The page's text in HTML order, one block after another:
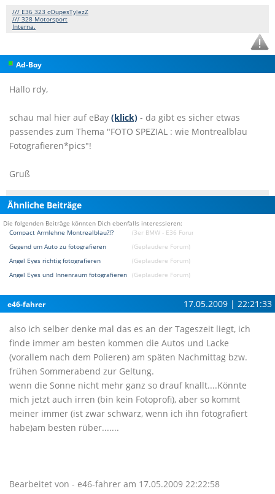
/// E36 323 cOupesTylezZ
/// 328 Motorsport
Interna.
Ad-Boy
Hallo rdy,
schau mal hier auf eBay (klick) - da gibt es sicher etwas
passendes zum Thema "FOTO SPEZIAL : wie Montrealblau
Fotografieren*pics"!
Gruß
Ähnliche Beiträge
Die folgenden Beiträge könnten Dich ebenfalls interessieren:
Compact Armlehne Montrealblau?!?
(3er BMW - E36 Forum)
Gegend um Auto zu fotografieren
(Geplaudere Forum)
Angel Eyes richtig fotografieren
(Geplaudere Forum)
Angel Eyes und Innenraum fotografieren (Geplaudere Forum)
e46-fahrer 17.05.2009 | 22:21:33
also ich selber denke mal das es an der Tageszeit liegt, ich
finde immer am besten kommen die Autos und Lacke
(vorallem nach dem Polieren) am späten Nachmittag bzw.
frühen Sommerabend zur Geltung.
wenn die Sonne nicht mehr ganz so drauf knallt....Könnte
mich jetzt auch irren (bin kein Fotoprofi), aber so kommt
meiner immer (ist zwar schwarz, wenn ich ihn fotografiert
habe)am besten rüber.......
Bearbeitet von - e46-fahrer am 17.05.2009 22:22:58